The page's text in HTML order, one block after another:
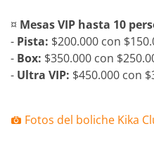
¤ Mesas VIP hasta 10
- Pista: $200.000 con
- Box: $350.000 con
- Ultra VIP: $450.000 con
Fotos del boliche Kika